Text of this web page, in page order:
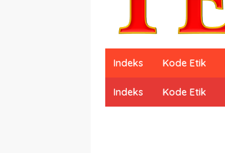
Indeks Kode Etik
Indeks Kode Etik